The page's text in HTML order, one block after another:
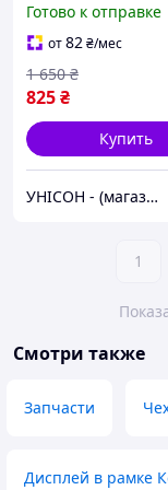
на Ксиоми Поко С50
Готово к отправке
от82₴/мес
825₴
1 650 ₴
Купить
УНІСОН - (магазин запчастин для телефонів)
1
Смотри также
Запчаcти
Дисплей в рамке